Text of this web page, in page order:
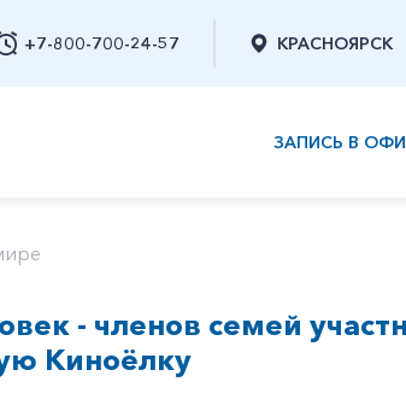
+7-800-700-24-57
обратный звонок
КРАСНОЯРСК
ЗАПИСЬ В
- членов семей
Киноёлку